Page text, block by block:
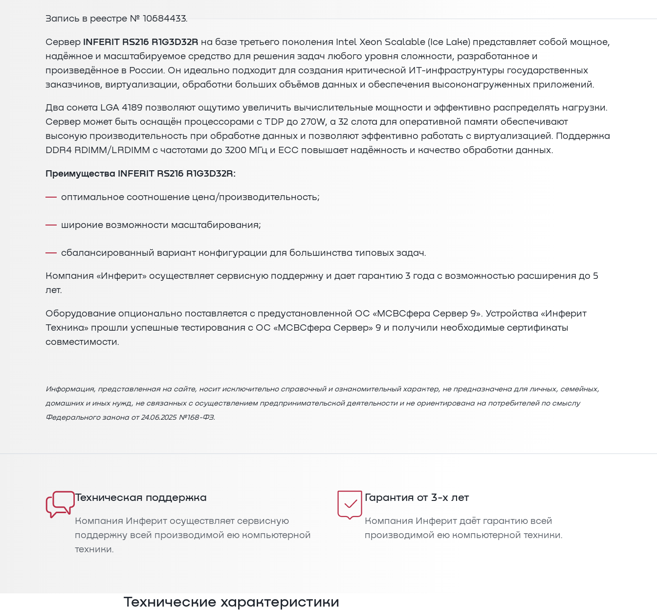
Запись в реестре № 10684433.
Сервер INFERIT RS216 R1G3D32R на базе третьего поколения Intel Xeon Scalable (Ice Lake) представляет собой мощное,
надёжное и масштабируемое средство для решения задач любого уровня сложности, разработанное и
произведённое в России. Он идеально подходит для создания критической ИТ-инфраструктуры государственных
заказчиков, виртуализации, обработки больших объёмов данных и обеспечения высоконагруженных приложений.
Два сокета LGA 4189 позволяют ощутимо увеличить вычислительные мощности и эффективно распределять нагрузки.
Сервер может быть оснащён процессорами с TDP до 270W, а 32 слота для оперативной памяти обеспечивают
высокую производительность при обработке данных и позволяют эффективно работать с виртуализацией. Поддержка
DDR4 RDIMM/LRDIMM с частотами до 3200 МГц и ECC повышает надёжность и качество обработки данных.
Преимущества INFERIT RS216 R1G3D32R:
оптимальное соотношение цена/производительность;
широкие возможности масштабирования;
сбалансированный вариант конфигурации для большинства типовых задач.
Компания «Инферит» осуществляет сервисную поддержку и дает гарантию 3 года с возможностью расширения до 5
лет.
Оборудование опционально поставляется с предустановленной ОС «МСВСфера Сервер 9». Устройства «Инферит
Техника» прошли успешные тестирования с ОС «МСВСфера Сервер» 9 и получили необходимые сертификаты
совместимости.
Информация, представленная на сайте, носит исключительно справочный и ознакомительный характер, не предназначена для личных, семейных,
домашних и иных нужд, не связанных с осуществлением предпринимательской деятельности и не ориентирована на потребителей по смыслу
Федерального закона от 24.06.2025 №168-ФЗ.
Техническая поддержка
Компания Инферит осуществляет сервисную
поддержку всей производимой ею компьютерной
техники.
Гарантия от 3-х лет
Компания Инферит даёт гарантию всей
производимой ею компьютерной техники.
Технические характеристики